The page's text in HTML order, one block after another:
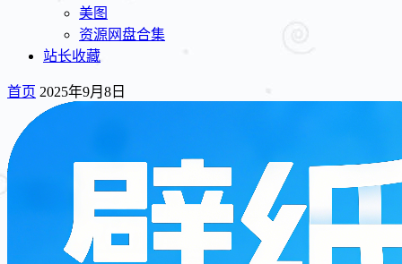
美图
资源网盘合集
站长收藏
首页 2025年9月8日